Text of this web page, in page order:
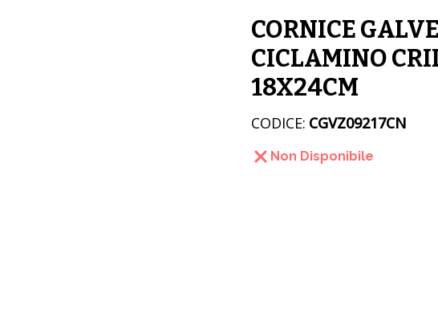
CORNICE
CICLAMINO
18X24CM
CODICE: CGVZ09217CN
Non Disponibile